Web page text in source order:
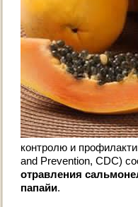
контролю и
and Prevention, CDC)
отравления
папайи.